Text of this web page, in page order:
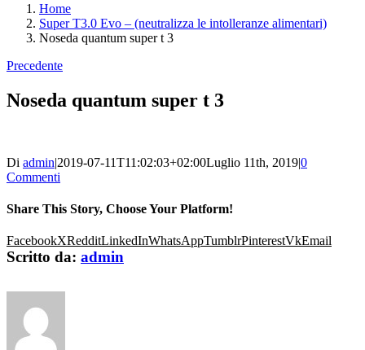
Home
Super T3.0 Evo – (neutralizza le intolleranze alimentari)
Noseda quantum super t 3
Precedente
Noseda quantum super t 3
Di admin|2019-07-11T11:02:03+02:00Luglio 11th, 2019|0
Commenti
Share This Story, Choose Your Platform!
FacebookXRedditLinkedInWhatsAppTumblrPinterestVkEmail
Scritto da: admin